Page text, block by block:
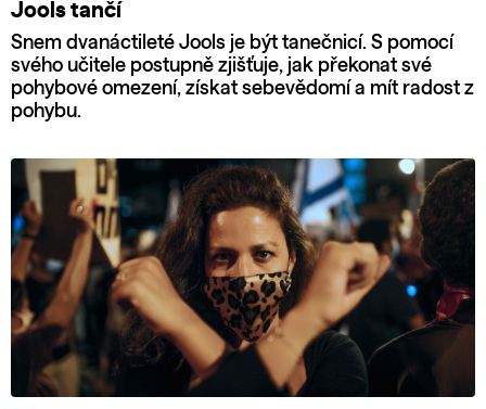
Jools tančí
Snem dvanáctileté Jools je být tanečnicí. S pomocí
svého učitele postupně zjišťuje, jak překonat své
pohybové omezení, získat sebevědomí a mít radost z
pohybu.